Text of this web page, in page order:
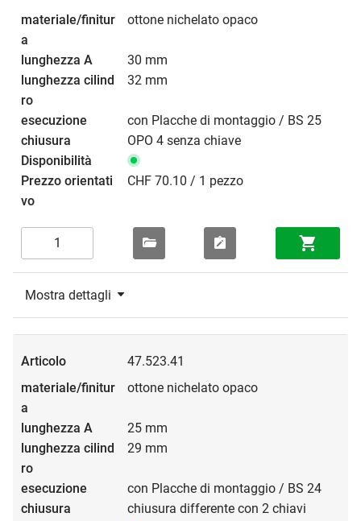
ottone nichelato opaco
30 mm
32 mm
con Placche di montaggio / BS 25
OPO 4 senza chiave
CHF 70.10 / 1 pezzo
Mostra dettagli
47.523.41
ottone nichelato opaco
25 mm
29 mm
con Placche di montaggio / BS 24
chiusura differente con 2 chiavi